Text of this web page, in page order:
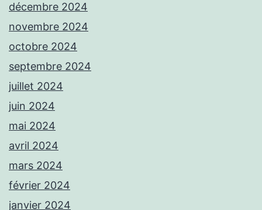
décembre 2024
novembre 2024
octobre 2024
septembre 2024
juillet 2024
juin 2024
mai 2024
avril 2024
mars 2024
février 2024
janvier 2024